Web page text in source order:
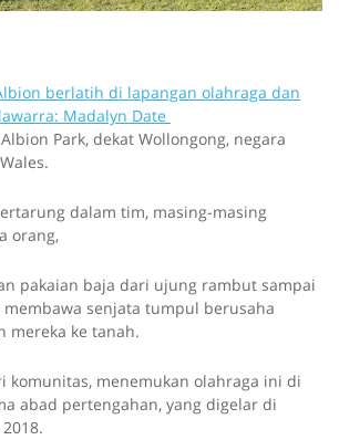
berlatih di lapangan olahraga dan
Madalyn Date
Park, dekat Wollongong, negara
dalam tim, masing-masing
orang,
pakaian baja dari ujung rambut sampai
senjata tumpul berusaha
mereka ke tanah.
komunitas, menemukan olahraga ini di
abad pertengahan, yang digelar di